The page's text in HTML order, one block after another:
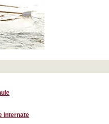
Internate